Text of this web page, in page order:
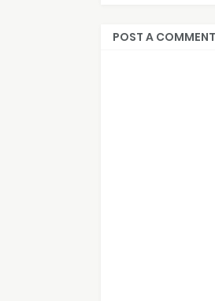
POST A COMMENT